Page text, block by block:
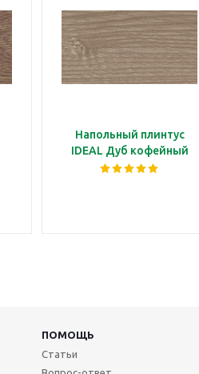
Напольный плинтус
IDEAL Дуб кофейный
ПОМОЩЬ
Статьи